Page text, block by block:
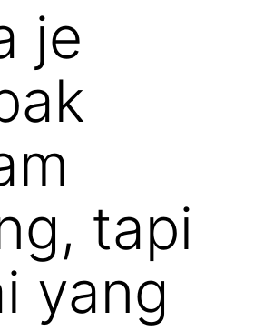
je
tapi
yang